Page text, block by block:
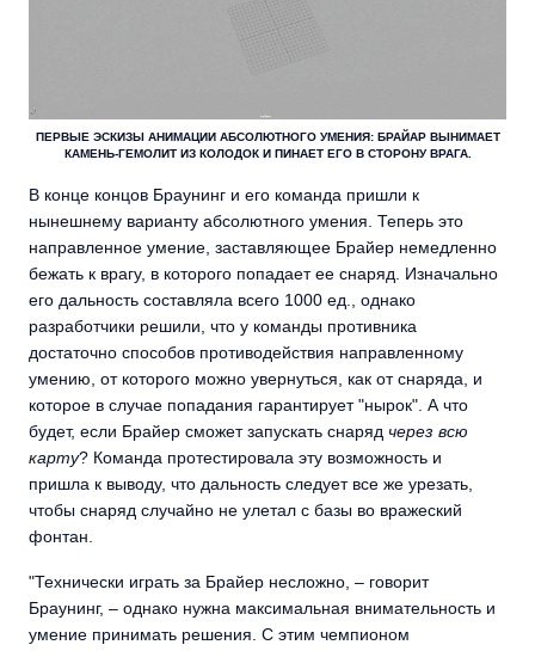
ПЕРВЫЕ ЭСКИЗЫ АНИМАЦИИ АБСОЛЮТНОГО УМЕНИЯ: БРАЙАР ВЫНИМАЕТ
КАМЕНЬ-ГЕМОЛИТ ИЗ КОЛОДОК И ПИНАЕТ ЕГО В СТОРОНУ ВРАГА.
В конце концов Браунинг и его команда пришли к
нынешнему варианту абсолютного умения. Теперь это
направленное умение, заставляющее Брайер немедленно
бежать к врагу, в которого попадает ее снаряд. Изначально
его дальность составляла всего 1000 ед., однако
разработчики решили, что у команды противника
достаточно способов противодействия направленному
умению, от которого можно увернуться, как от снаряда, и
которое в случае попадания гарантирует "нырок". А что
будет, если Брайер сможет запускать снаряд через всю
карту? Команда протестировала эту возможность и
пришла к выводу, что дальность следует все же урезать,
чтобы снаряд случайно не улетал с базы во вражеский
фонтан.
"Технически играть за Брайер несложно, – говорит
Браунинг, – однако нужна максимальная внимательность и
умение принимать решения. С этим чемпионом